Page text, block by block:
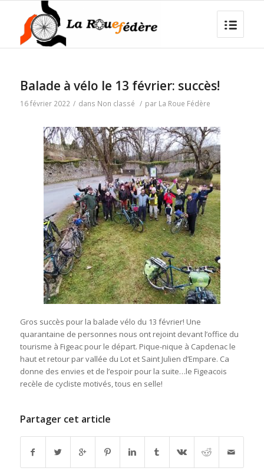
Balade à vélo le 13 février: succès!
16 février 2022 / dans Non classé / par La Roue Fédère
Gros succès pour la balade vélo du 13 février! Une
quarantaine de personnes nous ont rejoint devant l’office du
tourisme à Figeac pour le départ. Pique-nique à Capdenac le
haut et retour par vallée du Lot et Saint Julien d’Empare. Ca
donne des envies et de l’espoir pour la suite…le Figeacois
recèle de cycliste motivés, tous en selle!
Partager cet article